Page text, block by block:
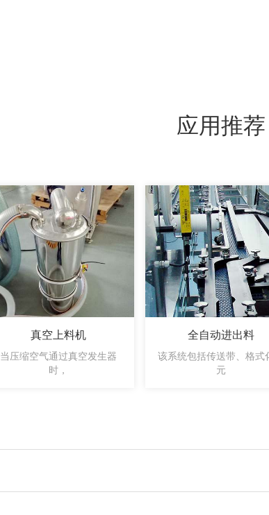
应用推荐
真空上料机
当压缩空气通过真空发生器
时，
全自动进出料
该系统包括传送带、格式
元